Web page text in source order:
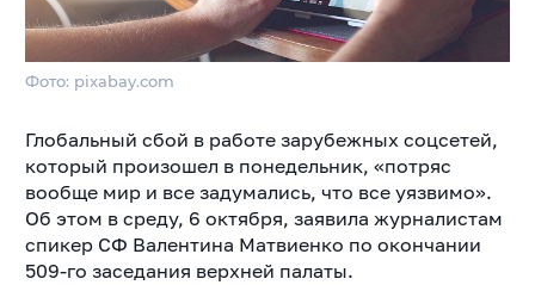
Фото: pixabay.com
Глобальный сбой в работе зарубежных соцсетей,
который произошел в понедельник, «потряс
вообще мир и все задумались, что все уязвимо».
Об этом в среду, 6 октября, заявила журналистам
спикер СФ Валентина Матвиенко по окончании
509-го заседания верхней палаты.